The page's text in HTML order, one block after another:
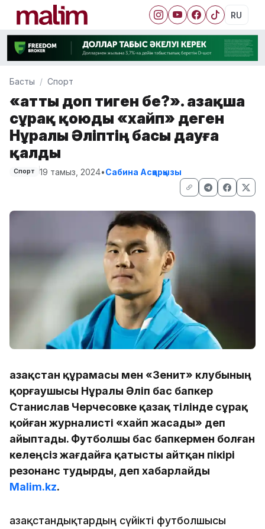
RU
Басты Спорт
«Қатты доп тиген бе?». Қазақша
сұрақ қоюды «хайп» деген
Нұралы Әліптің басы дауға
қалды
Спорт 19 тамыз, 2024•Сабина Асқарқызы
Қазақстан құрамасы мен «Зенит» клубының
қорғаушысы Нұралы Әліп бас бапкер
Станислав Черчесовке қазақ тілінде сұрақ
қойған журналисті «хайп жасады» деп
айыптады. Футболшы бас бапкермен болған
келеңсіз жағдайға қатысты айтқан пікірі
резонанс тудырды, деп хабарлайды
Malim.kz.
Қазақстандықтардың сүйікті футболшысы